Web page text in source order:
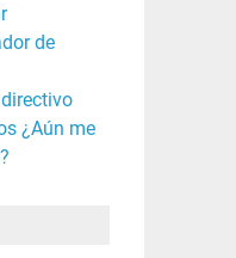
de
¿Aún me